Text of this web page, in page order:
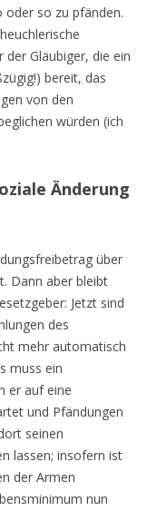
oder so zu pfänden.
der Gläubiger, die ein
bereit, das
von den
würden (ich
Änderung
über
Dann aber bleibt
Jetzt sind
des
mehr automatisch
muss ein
er auf eine
und Pfändungen
seinen
lassen; insofern ist
der Armen
nun